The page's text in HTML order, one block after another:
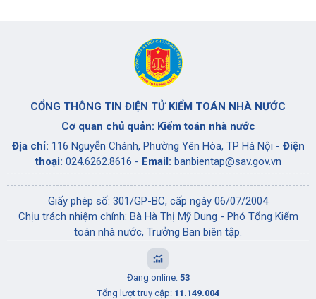
CỔNG THÔNG TIN ĐIỆN TỬ KIỂM TOÁN NHÀ NƯỚC
Cơ quan chủ quản: Kiểm toán nhà nước
Địa chỉ: 116 Nguyễn Chánh, Phường Yên Hòa, TP Hà Nội - Điện
thoại: 024.6262.8616 - Email: banbientap@sav.gov.vn
Giấy phép số: 301/GP-BC, cấp ngày 06/07/2004
Chịu trách nhiệm chính: Bà Hà Thị Mỹ Dung - Phó Tổng Kiểm
toán nhà nước, Trưởng Ban biên tập.
Đang online: 53
Tổng lượt truy cập: 11.149.004